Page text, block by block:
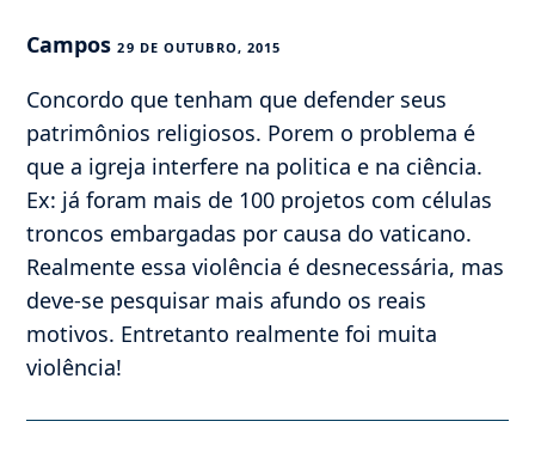
Campos29 DE OUTUBRO, 2015
Concordo que tenham que defender seus
patrimônios religiosos. Porem o problema é
que a igreja interfere na politica e na ciência.
Ex: já foram mais de 100 projetos com células
troncos embargadas por causa do vaticano.
Realmente essa violência é desnecessária, mas
deve-se pesquisar mais afundo os reais
motivos. Entretanto realmente foi muita
violência!